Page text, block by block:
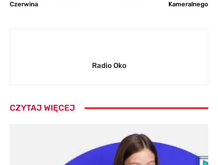
Czerwina
Kameralnego
Radio Oko
CZYTAJ WIĘCEJ